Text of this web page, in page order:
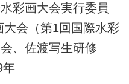
彩画大会実行委員
会（第1回国際水彩
、佐渡写生研修
年